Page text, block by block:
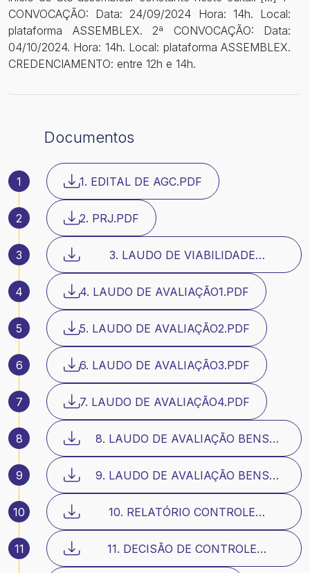
CONVOCAÇÃO: Data: 24/09/2024 Hora: 14h. Local:
plataforma ASSEMBLEX. 2ª CONVOCAÇÃO: Data:
04/10/2024. Hora: 14h. Local: plataforma ASSEMBLEX.
CREDENCIAMENTO: entre 12h e 14h.
Documentos
1 1. EDITAL DE AGC.PDF
2 2. PRJ.PDF
3
3. LAUDO DE VIABILIDADE
ECONOMICO FINANCEIRO.PDF
4
4. LAUDO DE AVALIAÇÃO1.PDF
5 5. LAUDO DE AVALIAÇÃO2.PDF
6 6. LAUDO DE AVALIAÇÃO3.PDF
7 7. LAUDO DE AVALIAÇÃO4.PDF
8
8. LAUDO DE AVALIAÇÃO BENS
MÓVEIS1.PDF
9
9. LAUDO DE AVALIAÇÃO BENS
MÓVEIS2.PDF
10
10. RELATÓRIO CONTROLE
LEGALIDADE DO PRJ.PDF
11
11. DECISÃO DE CONTROLE
LEGALIDADE DO PRJ.PDF